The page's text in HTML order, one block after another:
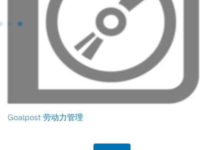
Goalpost 劳动力管理